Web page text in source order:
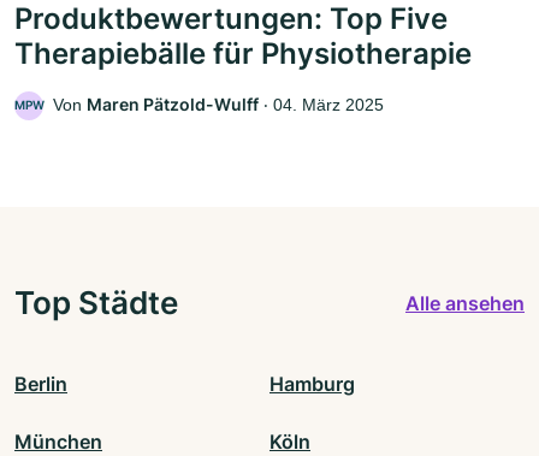
Produktbewertungen: Top Five
Therapiebälle für Physiotherapie
MPW Von Maren Pätzold-Wulff ‧ 04. März 2025
Top Städte Alle ansehen
Berlin Hamburg
München Köln